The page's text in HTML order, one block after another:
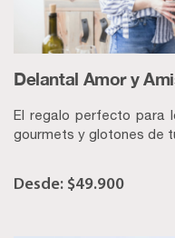
Delantal Amor y
El regalo perfecto para
gourmets y glotones de
$49.900